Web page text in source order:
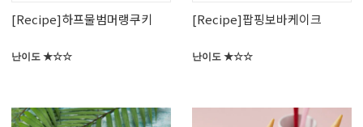
[Recipe]하프물범머랭쿠키
난이도 ★☆☆
[Recipe]팝핑보바케이크
난이도 ★☆☆